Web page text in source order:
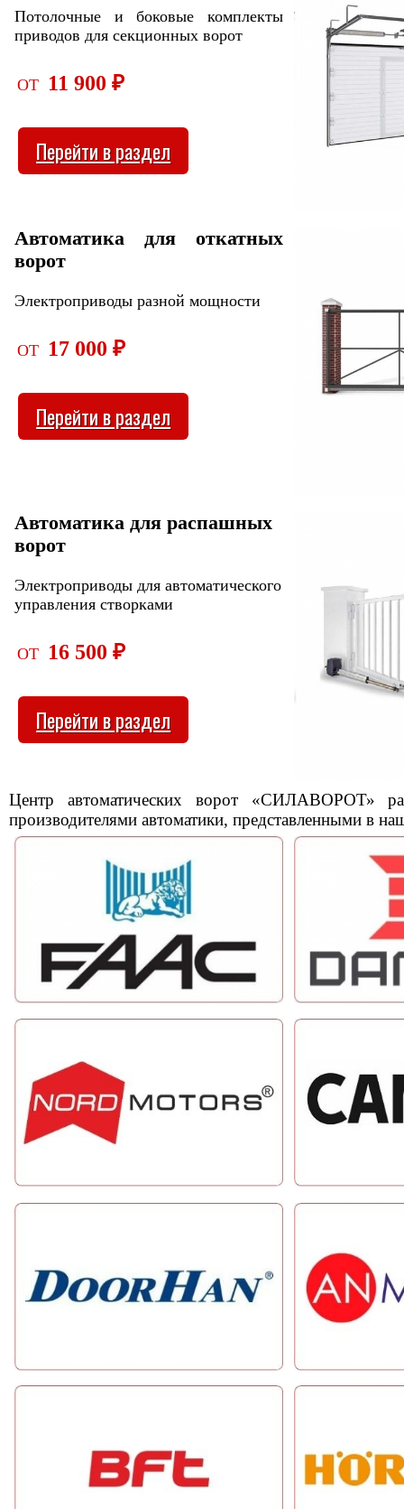
Потолочные и боковые комплекты
приводов для секционных ворот
ОТ 11 900 ₽
Перейти в раздел
Автоматика для откатных
ворот
Электроприводы разной мощности
ОТ 17 000 ₽
Перейти в раздел
Автоматика для распашных
ворот
Электроприводы для автоматического
управления створками
ОТ 16 500 ₽
Перейти в раздел
Центр автоматических ворот «СИЛАВОРОТ»
производителями автоматики, представленными в